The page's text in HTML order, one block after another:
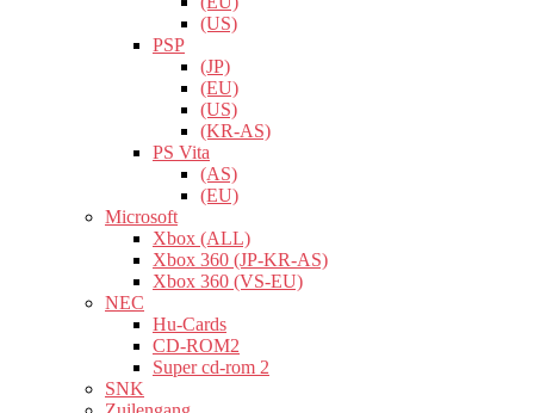
(US)
PSP
(JP)
(EU)
(US)
(KR-AS)
PS Vita
(AS)
(EU)
Microsoft
Xbox (ALL)
Xbox 360 (JP-KR-AS)
Xbox 360 (VS-EU)
NEC
Hu-Cards
CD-ROM2
Super cd-rom 2
SNK